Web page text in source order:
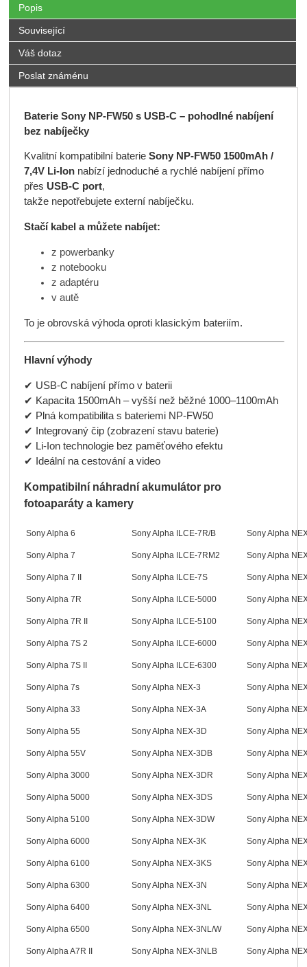
Popis
Související
Váš dotaz
Poslat známénu
Baterie Sony NP-FW50 s USB-C – pohodlné nabíjení
bez nabíječky
Kvalitní kompatibilní baterie Sony NP-FW50 1500mAh /
7,4V Li-Ionnabízí jednoduché a rychlé nabíjení přímo
přes USB-C port,
takže nepotřebujete externí nabíječku.
Stačí kabel a můžete nabíjet:
z powerbanky
z notebooku
z adaptéru
v autě
To je obrovská výhoda oproti klasickým bateriím.
Hlavní výhody
✔ USB-C nabíjení přímo v baterii
✔ Kapacita 1500mAh – vyšší než běžné 1000–1100mAh
✔ Plná kompatibilita s bateriemi NP-FW50
✔ Integrovaný čip (zobrazení stavu baterie)
✔ Li-Ion technologie bez paměťového efektu
✔ Ideální na cestování a video
Kompatibilní náhradní akumulátor pro
fotoaparáty a kamery
Sony Alpha 6 Sony Alpha ILCE-7R/B Sony Alpha
Sony Alpha 7 Sony Alpha ILCE-7RM2 Sony Alpha
Sony Alpha 7 II Sony Alpha ILCE-7S Sony Alpha
Sony Alpha 7R Sony Alpha ILCE-5000 Sony Alpha
Sony Alpha 7R II Sony Alpha ILCE-5100 Sony Alpha
Sony Alpha 7S 2 Sony Alpha ILCE-6000 Sony Alpha
Sony Alpha 7S II Sony Alpha ILCE-6300 Sony Alpha
Sony Alpha 7s Sony Alpha NEX-3 Sony Alpha
Sony Alpha 33 Sony Alpha NEX-3A Sony Alpha
Sony Alpha 55 Sony Alpha NEX-3D Sony Alpha
Sony Alpha 55V Sony Alpha NEX-3DB Sony Alpha
Sony Alpha 3000 Sony Alpha NEX-3DR Sony Alpha
Sony Alpha 5000 Sony Alpha NEX-3DS Sony Alpha
Sony Alpha 5100 Sony Alpha NEX-3DW Sony Alpha
Sony Alpha 6000 Sony Alpha NEX-3K Sony Alpha
Sony Alpha 6100 Sony Alpha NEX-3KS Sony Alpha
Sony Alpha 6300 Sony Alpha NEX-3N Sony Alpha
Sony Alpha 6400 Sony Alpha NEX-3NL Sony Alpha
Sony Alpha 6500 Sony Alpha NEX-3NL/W Sony Alpha
Sony Alpha A7R II Sony Alpha NEX-3NLB Sony Alpha